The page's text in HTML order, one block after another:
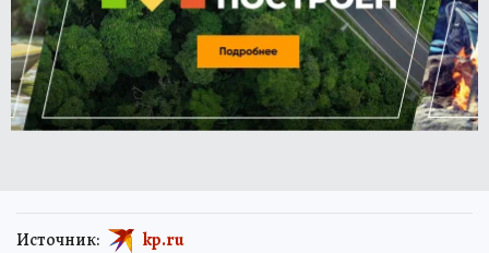
Источник: kp.ru